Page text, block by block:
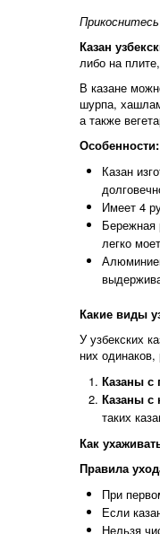
Казан
либо на
В казане
шурпа,
а также
Особенности:
Казан
Имеет 4
Бережная
легко
Какие виды
У узбекских
них
Казаны с
Казаны с
таких
Как
Правила
При
Если
Нельзя